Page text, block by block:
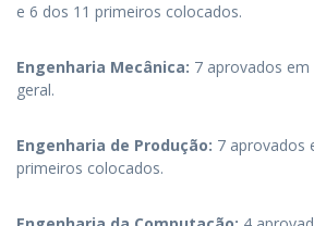
e 6 dos 11 primeiros colocados.
Engenharia Mecânica: 7 aprovados em
geral.
Engenharia de Produção: 7 aprovados
primeiros colocados.